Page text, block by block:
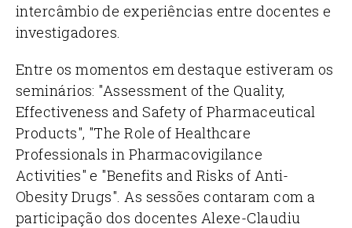
intercâmbio de experiências entre docentes e
investigadores.
Entre os momentos em destaque estiveram os
seminários: "Assessment of the Quality,
Effectiveness and Safety of Pharmaceutical
Products", "The Role of Healthcare
Professionals in Pharmacovigilance
Activities" e "Benefits and Risks of Anti-
Obesity Drugs". As sessões contaram com a
participação dos docentes Alexe-Claudiu